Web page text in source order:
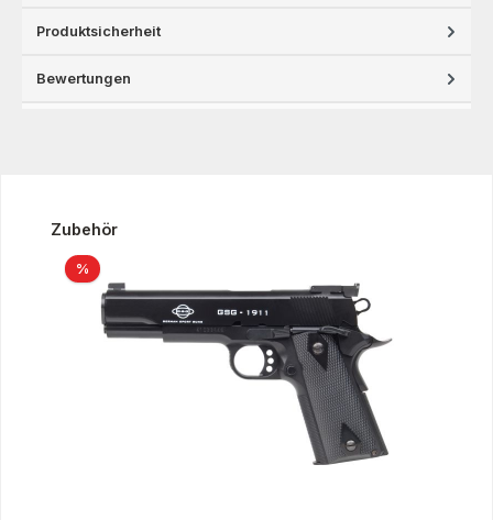
Produktsicherheit
Bewertungen
Produktgalerie überspringen
Zubehör
%Rabatt